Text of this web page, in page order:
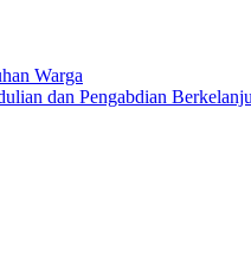
Warga
dan Pengabdian